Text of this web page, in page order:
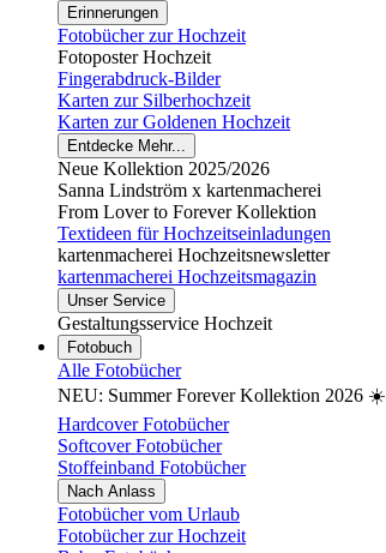
Erinnerungen
Fotobücher zur Hochzeit
Fotoposter Hochzeit
Fingerabdruck-Bilder
Karten zur Silberhochzeit
Karten zur Goldenen Hochzeit
Entdecke Mehr...
Neue Kollektion 2025/2026
Sanna Lindström x kartenmacherei
From Lover to Forever Kollektion
Textideen für Hochzeitseinladungen
kartenmacherei Hochzeitsnewsletter
kartenmacherei Hochzeitsmagazin
Unser Service
Gestaltungsservice Hochzeit
Fotobuch
Alle Fotobücher
NEU: Summer Forever Kollektion 2026 ☀️
Hardcover Fotobücher
Softcover Fotobücher
Stoffeinband Fotobücher
Nach Anlass
Fotobücher vom Urlaub
Fotobücher zur Hochzeit